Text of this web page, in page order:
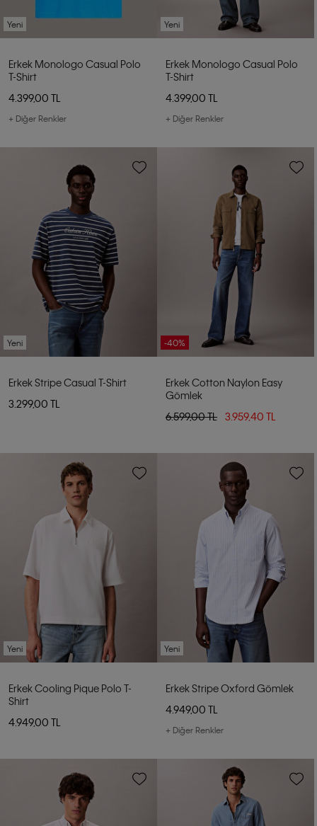
Yeni
Erkek Monologo Casual Polo
T-Shirt
4.399,00 TL
+ Diğer Renkler
Yeni
Erkek Monologo Casual Polo
T-Shirt
4.399,00 TL
+ Diğer Renkler
Yeni
Erkek Stripe Casual T-Shirt
3.299,00 TL
-40%
Erkek Cotton Naylon Easy
Gömlek
6.599,00 TL
3.959,40 TL
Yeni
Erkek Cooling Pique Polo T-
Shirt
4.949,00 TL
Yeni
Erkek Stripe Oxford Gömlek
4.949,00 TL
+ Diğer Renkler